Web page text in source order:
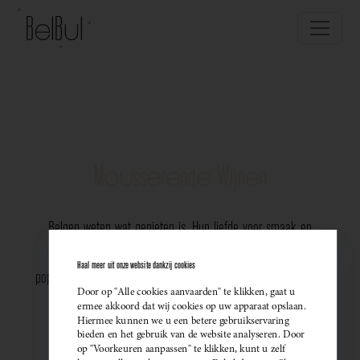
Belgen weten wat genieten is. Hun liefde voor smaak en
populariteit van Belgische mousserende wijnen. Meer dan ooit
kiezen ze bewust voor lokale bubbels — ideaal als
sprankelend aperitief of als verfijnde match bij een
gastronomisch diner. Santé!
Haal meer uit onze website dankzij cookies
Door op "Alle cookies aanvaarden" te klikken, gaat u
ermee akkoord dat wij cookies op uw apparaat opslaan.
Hiermee kunnen we u een betere gebruikservaring
bieden en het gebruik van de website analyseren. Door
op "Voorkeuren aanpassen" te klikken, kunt u zelf